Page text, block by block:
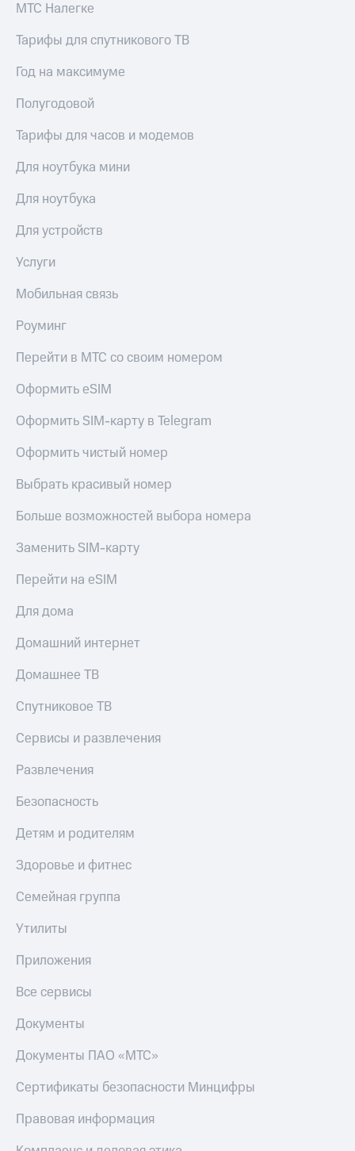
МТС Налегке
Тарифы для спутникового ТВ
Год на максимуме
Полугодовой
Тарифы для часов и модемов
Для ноутбука мини
Для ноутбука
Для устройств
Услуги
Мобильная связь
Роуминг
Перейти в МТС со своим номером
Оформить eSIM
Оформить SIM-карту в Telegram
Оформить чистый номер
Выбрать красивый номер
Больше возможностей выбора номера
Заменить SIM-карту
Перейти на eSIM
Для дома
Домашний интернет
Домашнее ТВ
Спутниковое ТВ
Сервисы и развлечения
Развлечения
Безопасность
Детям и родителям
Здоровье и фитнес
Семейная группа
Утилиты
Приложения
Все сервисы
Документы
Документы ПАО «МТС»
Сертификаты безопасности Минцифры
Правовая информация